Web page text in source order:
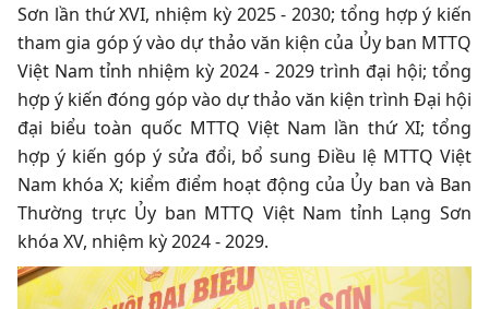
Sơn lần thứ XVI, nhiệm kỳ 2025 - 2030; tổng hợp ý kiến
tham gia góp ý vào dự thảo văn kiện của Ủy ban MTTQ
Việt Nam tỉnh nhiệm kỳ 2024 - 2029 trình đại hội; tổng
hợp ý kiến đóng góp vào dự thảo văn kiện trình Đại hội
đại biểu toàn quốc MTTQ Việt Nam lần thứ XI; tổng
hợp ý kiến góp ý sửa đổi, bổ sung Điều lệ MTTQ Việt
Nam khóa X; kiểm điểm hoạt động của Ủy ban và Ban
Thường trực Ủy ban MTTQ Việt Nam tỉnh Lạng Sơn
khóa XV, nhiệm kỳ 2024 - 2029.